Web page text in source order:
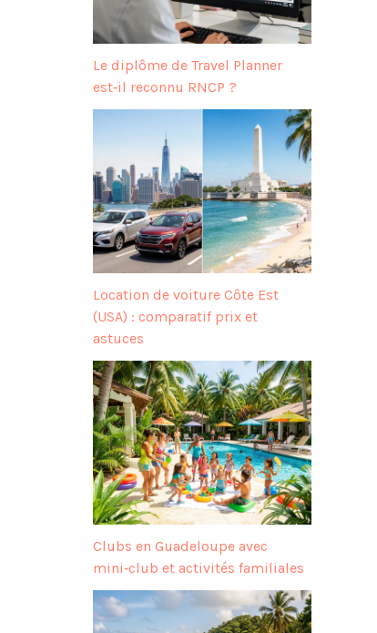
Le diplôme de Travel Planner
est‑il reconnu RNCP ?
Location de voiture Côte Est
(USA) : comparatif prix et
astuces
Clubs en Guadeloupe avec
mini‑club et activités familiales